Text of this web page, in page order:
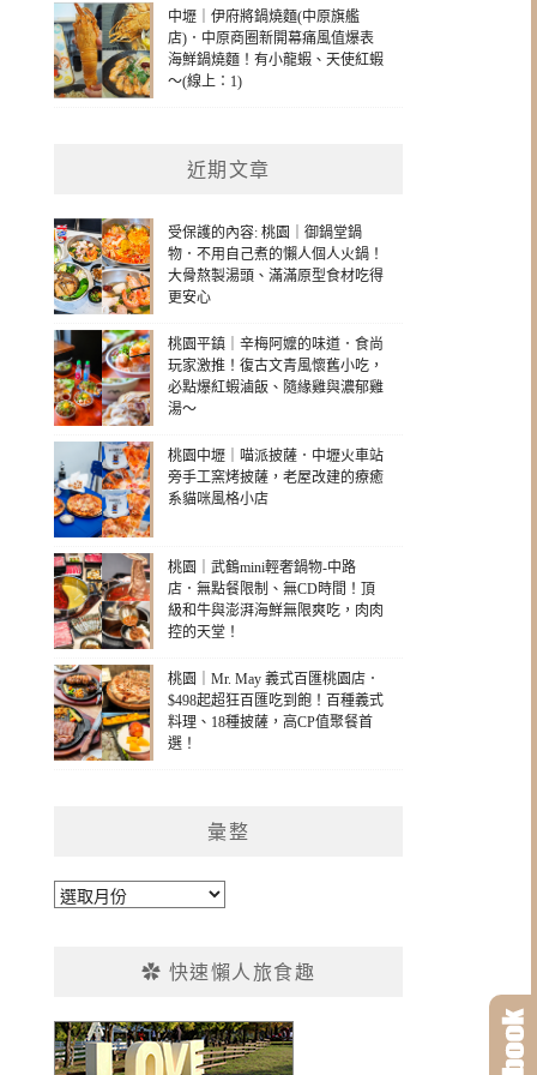
中壢｜伊府將鍋燒麵(中原旗艦
店)．中原商圈新開幕痛風值爆表
海鮮鍋燒麵！有小龍蝦、天使紅蝦
～(線上：1)
近期文章
受保護的內容: 桃園｜御鍋堂鍋
物．不用自己煮的懶人個人火鍋！
大骨熬製湯頭、滿滿原型食材吃得
更安心
桃園平鎮｜辛梅阿嬤的味道．食尚
玩家激推！復古文青風懷舊小吃，
必點爆紅蝦滷飯、隨緣雞與濃郁雞
湯～
桃園中壢｜喵派披薩．中壢火車站
旁手工窯烤披薩，老屋改建的療癒
系貓咪風格小店
桃園｜武鶴mini輕奢鍋物-中路
店．無點餐限制、無CD時間！頂
級和牛與澎湃海鮮無限爽吃，肉肉
控的天堂！
桃園｜Mr. May 義式百匯桃園店．
$498起超狂百匯吃到飽！百種義式
料理、18種披薩，高CP值聚餐首
選！
彙整
彙
✿ 快速懶人旅食趣